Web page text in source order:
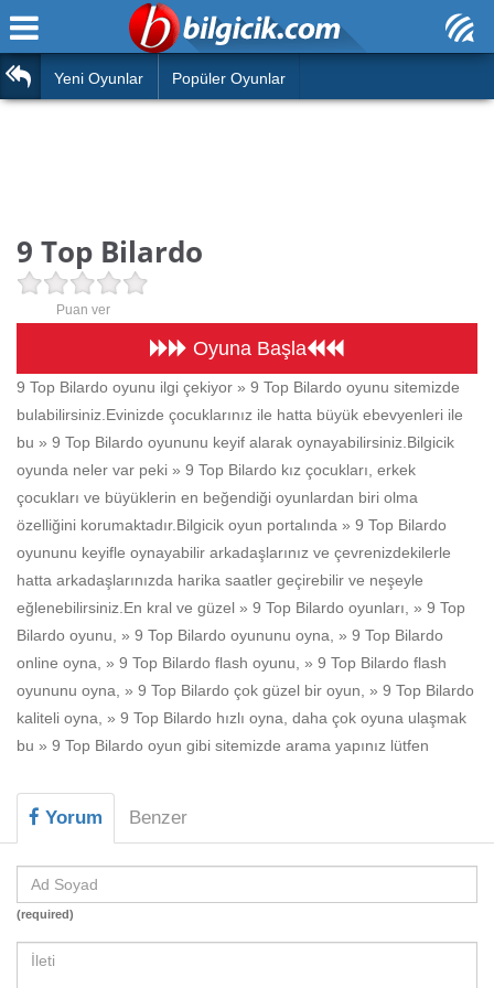
Araba
Futbol
Çocuk
Silah
Basketbol
Beceri
Komik
Macera
Mario
Spor
Ana Sayfa
Hızlı Okuma Testi
Hesaplamalar
Oyun
Eğitim Haberleri
Yeni Oyunlar Popüler Oyunlar
9 Top Bilardo
Puan ver
Oyuna Başla
9 Top Bilardo oyunu ilgi çekiyor » 9 Top Bilardo oyunu sitemizde
bulabilirsiniz.Evinizde çocuklarınız ile hatta büyük ebevyenleri ile
bu » 9 Top Bilardo oyununu keyif alarak oynayabilirsiniz.Bilgicik
oyunda neler var peki » 9 Top Bilardo kız çocukları, erkek
çocukları ve büyüklerin en beğendiği oyunlardan biri olma
özelliğini korumaktadır.Bilgicik oyun portalında » 9 Top Bilardo
oyununu keyifle oynayabilir arkadaşlarınız ve çevrenizdekilerle
hatta arkadaşlarınızda harika saatler geçirebilir ve neşeyle
eğlenebilirsiniz.En kral ve güzel » 9 Top Bilardo oyunları, » 9 Top
Bilardo oyunu, » 9 Top Bilardo oyununu oyna, » 9 Top Bilardo
online oyna, » 9 Top Bilardo flash oyunu, » 9 Top Bilardo flash
oyununu oyna, » 9 Top Bilardo çok güzel bir oyun, » 9 Top Bilardo
kaliteli oyna, » 9 Top Bilardo hızlı oyna, daha çok oyuna ulaşmak
bu » 9 Top Bilardo oyun gibi sitemizde arama yapınız lütfen
Yorum Benzer
(required)